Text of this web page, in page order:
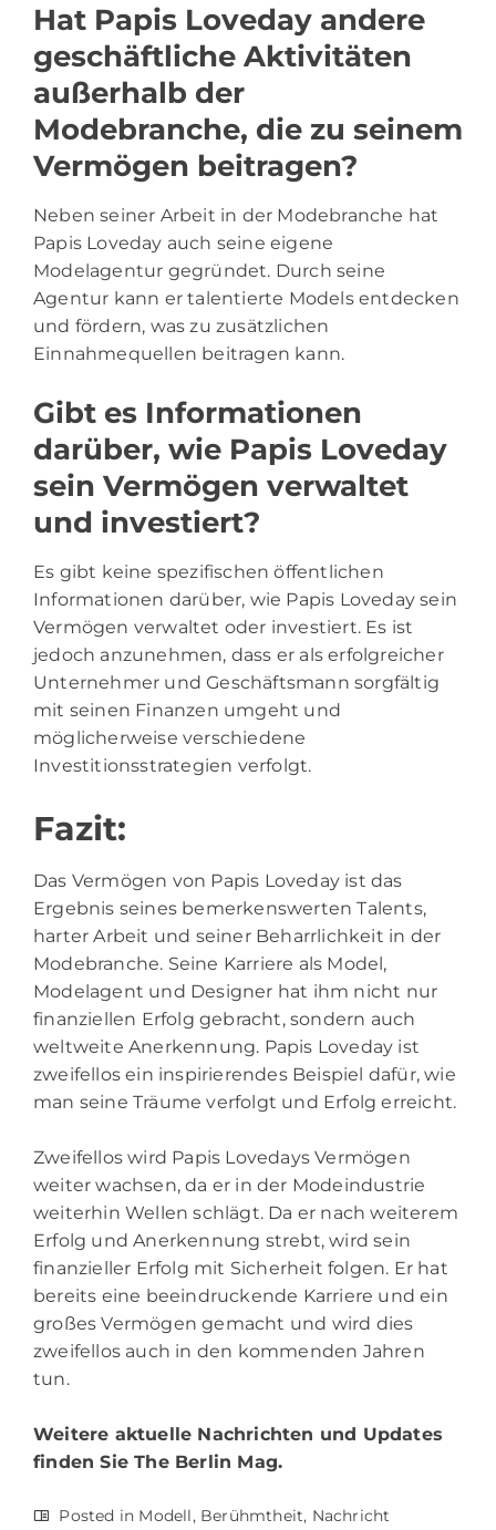
Hat Papis Loveday andere
geschäftliche Aktivitäten
außerhalb der
Modebranche, die zu seinem
Vermögen beitragen?
Neben seiner Arbeit in der Modebranche hat
Papis Loveday auch seine eigene
Modelagentur gegründet. Durch seine
Agentur kann er talentierte Models entdecken
und fördern, was zu zusätzlichen
Einnahmequellen beitragen kann.
Gibt es Informationen
darüber, wie Papis Loveday
sein Vermögen verwaltet
und investiert?
Es gibt keine spezifischen öffentlichen
Informationen darüber, wie Papis Loveday sein
Vermögen verwaltet oder investiert. Es ist
jedoch anzunehmen, dass er als erfolgreicher
Unternehmer und Geschäftsmann sorgfältig
mit seinen Finanzen umgeht und
möglicherweise verschiedene
Investitionsstrategien verfolgt.
Fazit:
Das Vermögen von Papis Loveday ist das
Ergebnis seines bemerkenswerten Talents,
harter Arbeit und seiner Beharrlichkeit in der
Modebranche. Seine Karriere als Model,
Modelagent und Designer hat ihm nicht nur
finanziellen Erfolg gebracht, sondern auch
weltweite Anerkennung. Papis Loveday ist
zweifellos ein inspirierendes Beispiel dafür, wie
man seine Träume verfolgt und Erfolg erreicht.
Zweifellos wird Papis Lovedays Vermögen
weiter wachsen, da er in der Modeindustrie
weiterhin Wellen schlägt. Da er nach weiterem
Erfolg und Anerkennung strebt, wird sein
finanzieller Erfolg mit Sicherheit folgen. Er hat
bereits eine beeindruckende Karriere und ein
großes Vermögen gemacht und wird dies
zweifellos auch in den kommenden Jahren
tun.
Weitere aktuelle Nachrichten und Updates
finden SieThe Berlin Mag.
Posted in Modell, Berühmtheit, Nachricht